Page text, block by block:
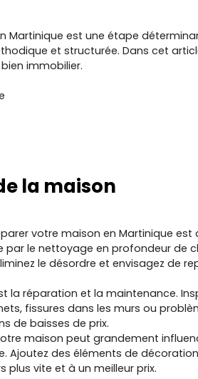
Martinique est une étape
et structurée. Dans cet
immobilier.
la maison
votre maison en Martinique
par le nettoyage en profondeur de
le désordre et envisagez de
la réparation et la maintenance.
fissures dans les murs ou
de baisses de prix.
maison peut grandement
Ajoutez des éléments de
plus vite et à un meilleur prix.